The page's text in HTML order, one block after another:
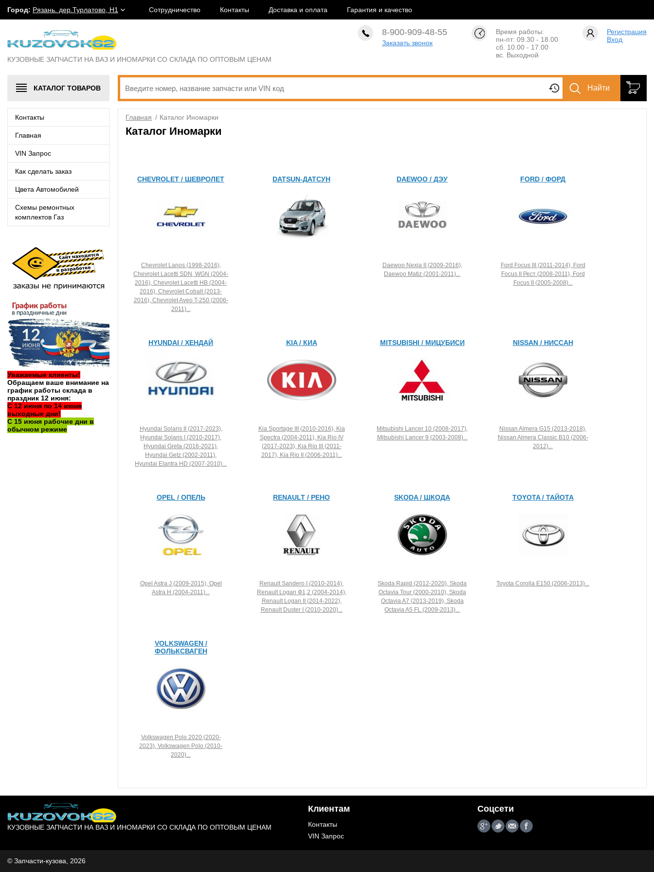
Город: Рязань. дер.Турлатово, Н1 Сотрудничество Контакты Доставка и оплата Гарантия и качество
КУЗОВНЫЕ ЗАПЧАСТИ НА ВАЗ И ИНОМАРКИ СО СКЛАДА ПО ОПТОВЫМ ЦЕНАМ
8-900-909-48-55
Заказать звонок
Время работы:
пн-пт: 09.30 - 18.00
сб. 10.00 - 17.00
вс. Выходной
Регистрация
Вход
КАТАЛОГ ТОВАРОВ Найти
Контакты
Главная
VIN Запрос
Как сделать заказ
Цвета Автомобилей
Схемы ремонтных
комплектов Газ
Уважаемые клиенты!
Обращаем ваше внимание на
график работы склада в
праздник 12 июня:
С 12 июня по 14 июня
выходные дни!
С 15 июня рабочие дни в
обычном режиме
Главная / Каталог Иномарки
Каталог Иномарки
CHEVROLET / ШЕВРОЛЕТ
Chevrolet Lanos (1998-2016),
Chevrolet Lacetti SDN, WGN (2004-
2016), Chevrolet Lacetti HB (2004-
2016), Chevrolet Cobalt (2013-
2016), Chevrolet Aveo T-250 (2006-
2011)...
DATSUN-ДАТСУН DAEWOO / ДЭУ
Daewoo Nexia II (2009-2016),
Daewoo Matiz (2001-2011)...
FORD / ФОРД
Ford Focus III (2011-2014), Ford
Focus II Рест (2008-2011), Ford
Focus II (2005-2008)...
HYUNDAI / ХЕНДАЙ
Hyundai Solaris II (2017-2023),
Hyundai Solaris I (2010-2017),
Hyundai Greta (2016-2021),
Hyundai Getz (2002-2011),
Hyundai Elantra HD (2007-2010)...
KIA / КИА
Kia Sportage III (2010-2016), Kia
Spectra (2004-2011), Kia Rio IV
(2017-2023), Kia Rio III (2011-
2017), Kia Rio II (2006-2011)...
MITSUBISHI / МИЦУБИСИ
Mitsubishi Lancer 10 (2008-2017),
Mitsubishi Lancer 9 (2003-2008)...
NISSAN / НИССАН
Nissan Almera G15 (2013-2018),
Nissan Almera Classic B10 (2006-
2012)...
OPEL / ОПЕЛЬ
Opel Astra J (2009-2015), Opel
Astra H (2004-2011)...
RENAULT / РЕНО
Renault Sandero I (2010-2014),
Renault Logan Ф1,2 (2004-2014),
Renault Logan II (2014-2022),
Renault Duster I (2010-2020)...
SKODA / ШКОДА
Skoda Rapid (2012-2020), Skoda
Octavia Tour (2000-2010), Skoda
Octavia A7 (2013-2019), Skoda
Octavia A5 FL (2009-2013)...
TOYOTA / ТАЙОТА
Toyota Corolla E150 (2006-2013)...
VOLKSWAGEN /
ФОЛЬКСВАГЕН
Volkswagen Polo 2020 (2020-
2023), Volkswagen Polo (2010-
2020)...
КУЗОВНЫЕ ЗАПЧАСТИ НА ВАЗ И ИНОМАРКИ СО СКЛАДА ПО ОПТОВЫМ ЦЕНАМ
Клиентам
Контакты
VIN Запрос
Соцсети
© Запчасти-кузова, 2026